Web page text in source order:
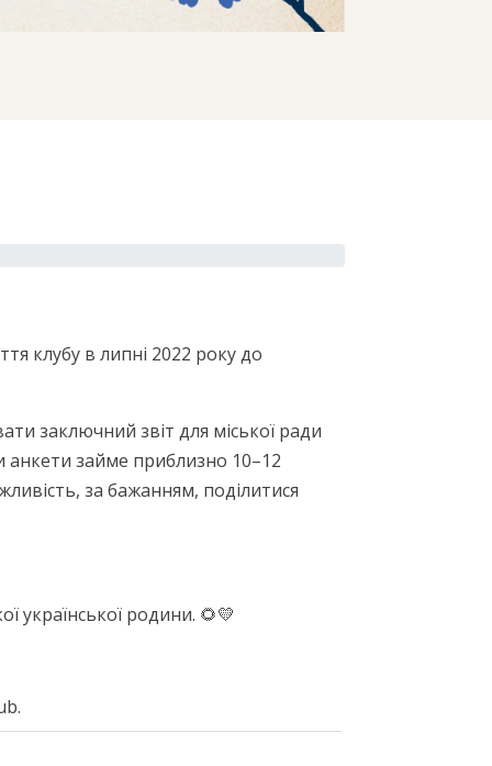
клубу в липні 2022 року до
заключний звіт для міської ради
анкети займе приблизно 10–12
за бажанням, поділитися
української родини. 🌻💛